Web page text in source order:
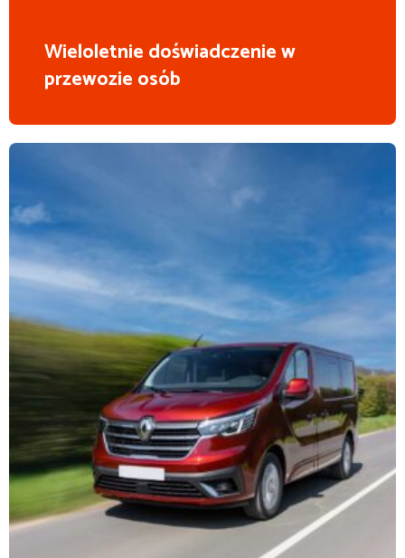
Wieloletnie doświadczenie w
przewozie osób